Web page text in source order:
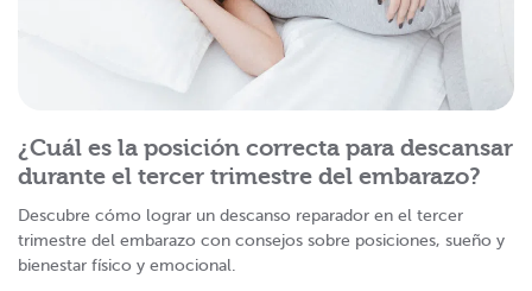
¿Cuál es la posición correcta para descansar
durante el tercer trimestre del embarazo?
Descubre cómo lograr un descanso reparador en el tercer
trimestre del embarazo con consejos sobre posiciones, sueño y
bienestar físico y emocional.